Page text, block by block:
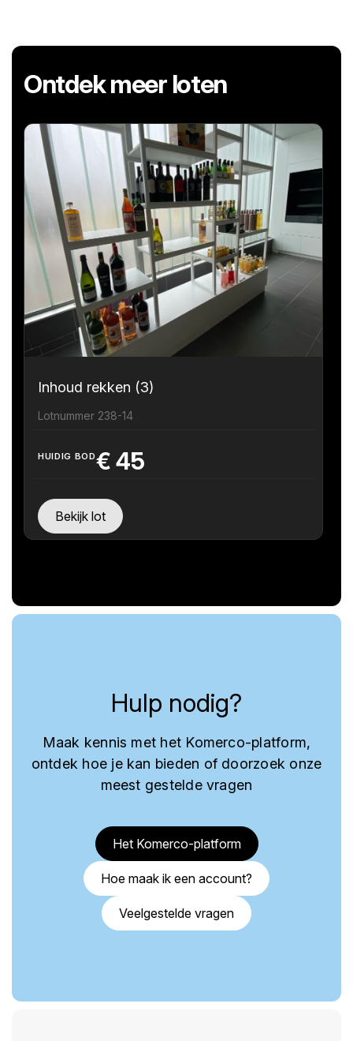
Ontdek meer loten
Inhoud rekken (3)
Lotnummer 238-14
HUIDIG BOD€ 45
Bekijk lot
Hulp nodig?
Maak kennis met het Komerco-platform,
ontdek hoe je kan bieden of doorzoek onze
meest gestelde vragen
Het Komerco-platform
Hoe maak ik een account?
Veelgestelde vragen